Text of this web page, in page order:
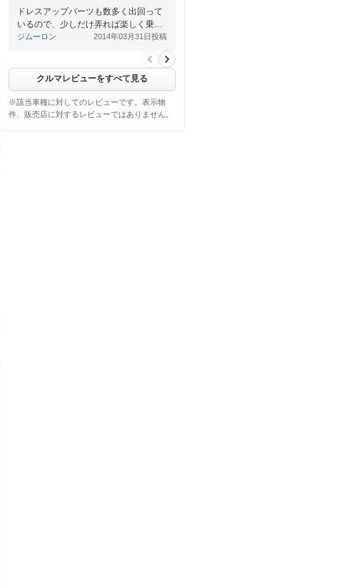
ドレスアップパーツも数多く出回って
いるので、少しだけ弄れば楽しく乗…
ジムーロン 2014年03月31日投稿
クルマレビューをすべて見る
※該当車種に対してのレビューです。表示物
件、販売店に対するレビューではありません。